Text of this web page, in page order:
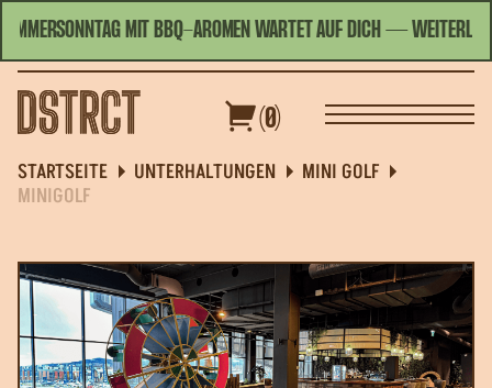
MIT BBQ-AROMEN WARTET AUF DICH— WEITERLESEN
HEUTE GEÖFFNET | 11:00 - 23:00 DEUTSCH
GUTSCHEINE SPEZIALANGEBOTE
(0)
STARTSEITE UNTERHALTUNGEN
MINI GOLF
MINIGOLF